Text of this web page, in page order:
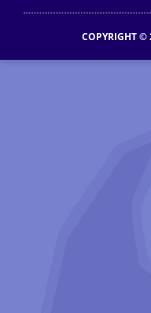
COPYRIGHT ©